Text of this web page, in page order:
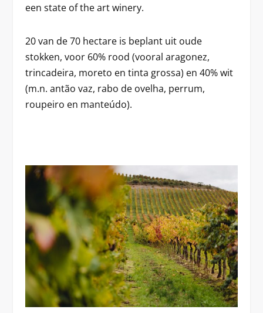
een state of the art winery.
20 van de 70 hectare is beplant uit oude
stokken, voor 60% rood (vooral aragonez,
trincadeira, moreto en tinta grossa) en 40% wit
(m.n. antão vaz, rabo de ovelha, perrum,
roupeiro en manteúdo).